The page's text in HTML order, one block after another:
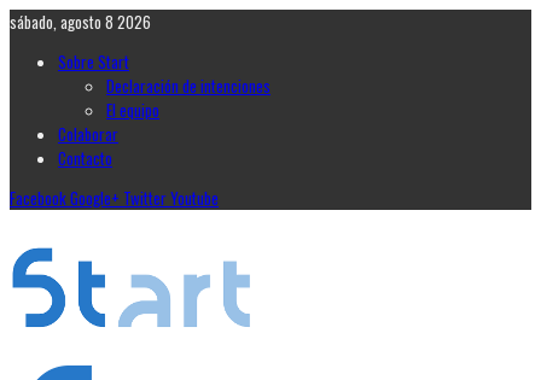
sábado, agosto 8 2026
Sobre Start
Declaración de intenciones
El equipo
Colaborar
Contacto
FacebookGoogle+ TwitterYoutube